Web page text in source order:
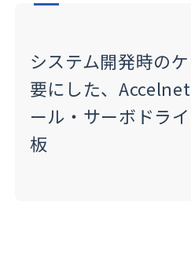
システム開発時の
要にした、
ール・サーボドラ
板